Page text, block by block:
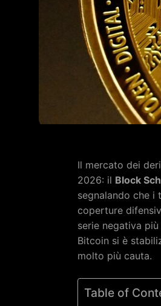
Il mercato dei
2026: il Block
segnalando che i
coperture
serie negativa
Bitcoin si è
molto più cauta.
Table of